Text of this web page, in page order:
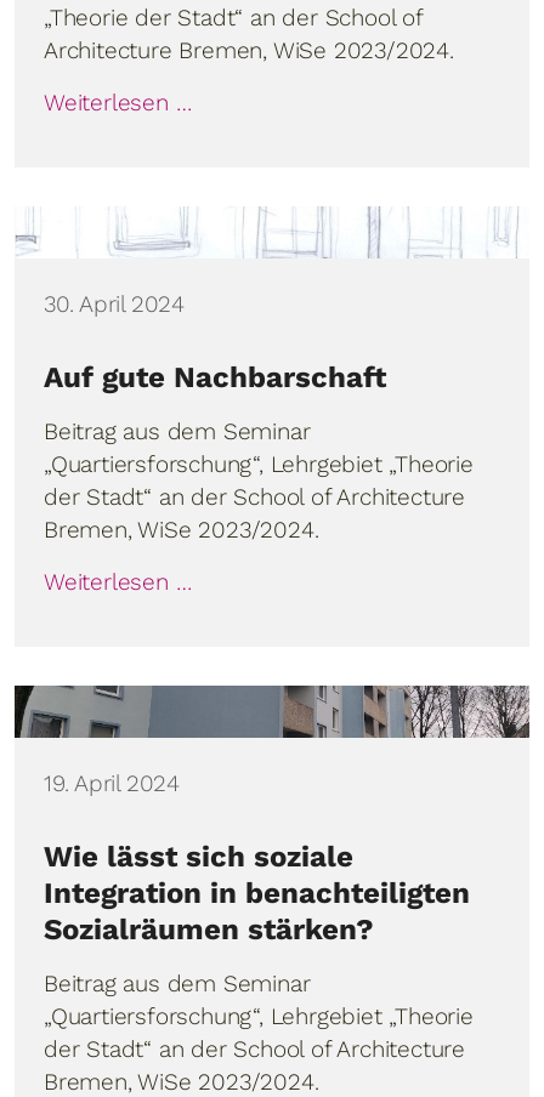
„Theorie der Stadt“ an der School of
Architecture Bremen, WiSe 2023/2024.
Weiterlesen …
Details
30. April 2024
Auf gute Nachbarschaft
Beitrag aus dem Seminar
„Quartiersforschung“, Lehrgebiet „Theorie
der Stadt“ an der School of Architecture
Bremen, WiSe 2023/2024.
Weiterlesen …
Details
19. April 2024
Wie lässt sich soziale
Integration in benachteiligten
Sozialräumen stärken?
Beitrag aus dem Seminar
„Quartiersforschung“, Lehrgebiet „Theorie
der Stadt“ an der School of Architecture
Bremen, WiSe 2023/2024.